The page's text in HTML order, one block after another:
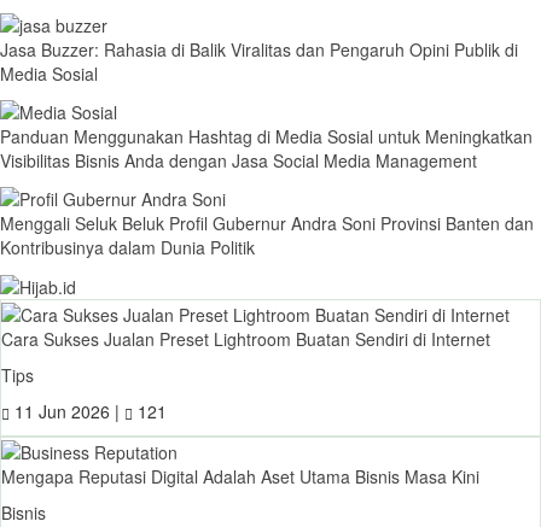
Jasa Buzzer: Rahasia di Balik Viralitas dan Pengaruh Opini Publik di
Media Sosial
Panduan Menggunakan Hashtag di Media Sosial untuk Meningkatkan
Visibilitas Bisnis Anda dengan Jasa Social Media Management
Menggali Seluk Beluk Profil Gubernur Andra Soni Provinsi Banten dan
Kontribusinya dalam Dunia Politik
Cara Sukses Jualan Preset Lightroom Buatan Sendiri di Internet
Tips
11 Jun 2026 |
121
Mengapa Reputasi Digital Adalah Aset Utama Bisnis Masa Kini
Bisnis